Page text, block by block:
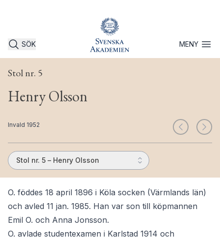
SÖK MENYÖppna
Stol nr. 5
Henry Olsson
Invald 1952
Stol nr. 5 – Henry Olsson
O. föddes 18 april 1896 i Köla socken (Värmlands län)
och avled 11 jan. 1985. Han var son till köpmannen
Emil O. och Anna Jonsson.
O. avlade studentexamen i Karlstad 1914 och